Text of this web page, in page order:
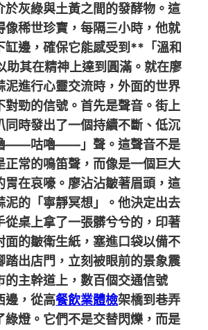
於灰綠與土黃之間的發酵物。這
像稀世珍寶，每隔三小時，他就
缸邊，確保它能感受到**「溫和
助其在精神上達到圓滿。就在廖
泥進行心靈交流時，外面的世界
對勁的信號。首先是聲音。街上
同時發出了一個持續不斷、低沉
——咕嚕——」聲。這聲音不是
正常的鳴笛聲，而像是一個巨大
胃在哀嚎。廖沾沾皺著眉頭，這
泥的「寧靜冥想」。他決定出去
從桌上拿了一張髒兮兮的，印著
面的皺衛生紙，塞進口袋以備不
踏出店門，立刻被眼前的景象震
的主幹道上，數百個交通信號
邊，從高餐飲業體檢架橋到巷弄
綠燈。它們不是交替閃爍，而是